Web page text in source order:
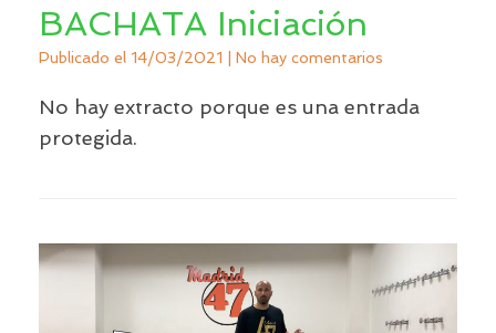
BACHATA Iniciación
Publicado el 14/03/2021 No hay comentarios
No hay extracto porque es una entrada
protegida.